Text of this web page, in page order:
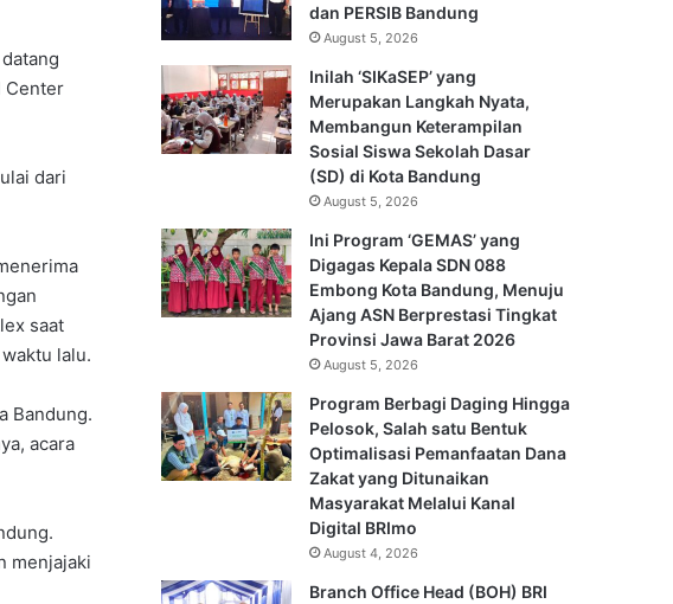
Center
dari
saat
lalu.
Bandung.
acara
menjajaki
dan PERSIB Bandung
August 5, 2026
Inilah ‘SIKaSEP’ yang
Merupakan Langkah Nyata,
Membangun Keterampilan
Sosial Siswa Sekolah Dasar
(SD) di Kota Bandung
August 5, 2026
Ini Program ‘GEMAS’ yang
Digagas Kepala SDN 088
Embong Kota Bandung, Menuju
Ajang ASN Berprestasi Tingkat
Provinsi Jawa Barat 2026
August 5, 2026
Program Berbagi Daging Hingga
Pelosok, Salah satu Bentuk
Optimalisasi Pemanfaatan Dana
Zakat yang Ditunaikan
Masyarakat Melalui Kanal
Digital BRImo
August 4, 2026
Branch Office Head (BOH) BRI